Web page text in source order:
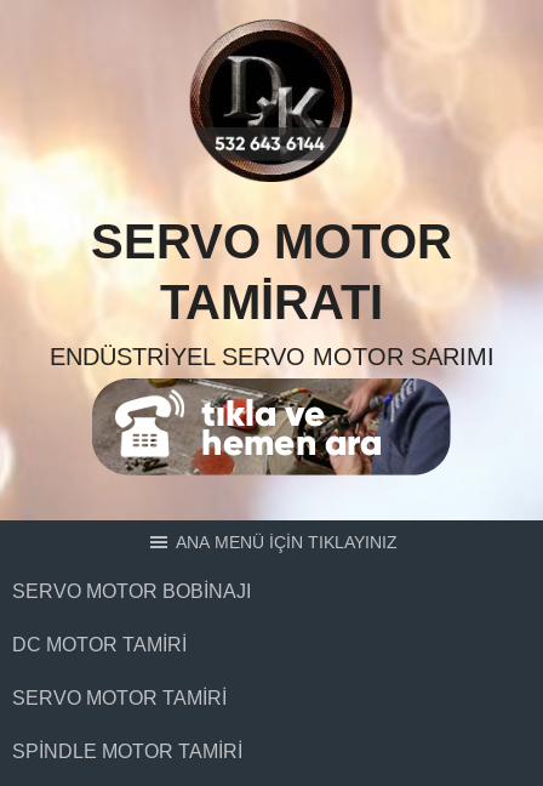
SERVO MOTOR
TAMIRATI
ENDÜSTRIYEL SERVO MOTOR SARIMI
ANA MENÜ İÇİN TIKLAYINIZ
SERVO MOTOR BOBINAJI
DC MOTOR TAMIRI
SERVO MOTOR TAMIRI
SPINDLE MOTOR TAMIRI